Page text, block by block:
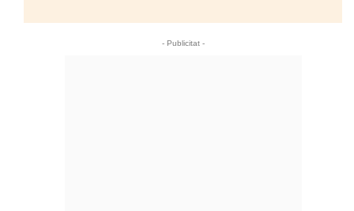
- Publicitat -